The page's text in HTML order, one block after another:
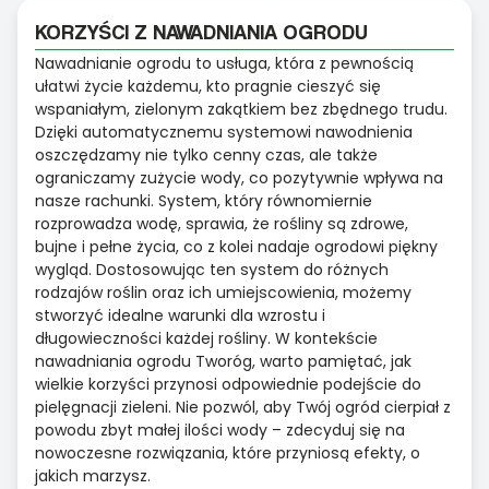
KORZYŚCI Z NAWADNIANIA OGRODU
Nawadnianie ogrodu to usługa, która z pewnością
ułatwi życie każdemu, kto pragnie cieszyć się
wspaniałym, zielonym zakątkiem bez zbędnego trudu.
Dzięki automatycznemu systemowi nawodnienia
oszczędzamy nie tylko cenny czas, ale także
ograniczamy zużycie wody, co pozytywnie wpływa na
nasze rachunki. System, który równomiernie
rozprowadza wodę, sprawia, że rośliny są zdrowe,
bujne i pełne życia, co z kolei nadaje ogrodowi piękny
wygląd. Dostosowując ten system do różnych
rodzajów roślin oraz ich umiejscowienia, możemy
stworzyć idealne warunki dla wzrostu i
długowieczności każdej rośliny. W kontekście
nawadniania ogrodu Tworóg, warto pamiętać, jak
wielkie korzyści przynosi odpowiednie podejście do
pielęgnacji zieleni. Nie pozwól, aby Twój ogród cierpiał z
powodu zbyt małej ilości wody – zdecyduj się na
nowoczesne rozwiązania, które przyniosą efekty, o
jakich marzysz.